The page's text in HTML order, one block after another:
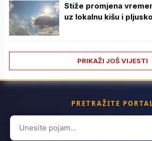
Stiže promjena
uz lokalnu kišu i
PRIKAŽI JOŠ VIJESTI
PRETRAŽITE
Search
for: